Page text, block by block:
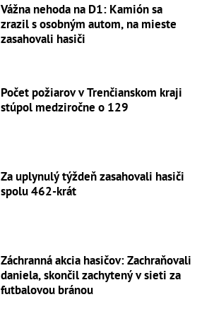
Vážna nehoda na D1: Kamión sa
zrazil s osobným autom, na mieste
zasahovali hasiči
Počet požiarov v Trenčianskom kraji
stúpol medziročne o 129
Za uplynulý týždeň zasahovali hasiči
spolu 462-krát
Záchranná akcia hasičov: Zachraňovali
daniela, skončil zachytený v sieti za
futbalovou bránou